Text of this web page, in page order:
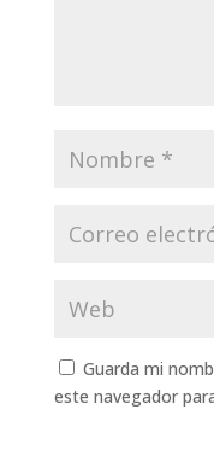
Guarda mi
este navegador